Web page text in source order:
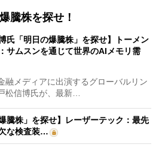
騰株を探せ！
氏「明日の爆騰株」を探せ】トーメン
サムスンを通じて世界のAIメモリ需
メディアに出演するグローバルリン
松信博氏が、最新…
騰株」を探せ】レーザーテック：最先
な検査装…